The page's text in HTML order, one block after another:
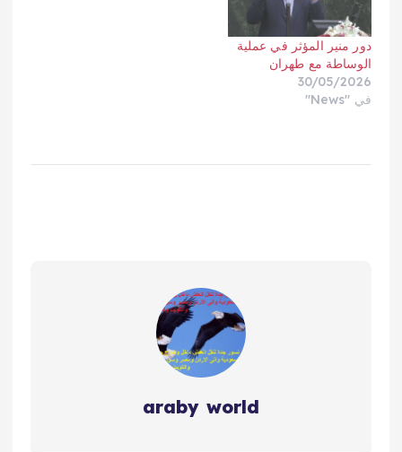
دور منير المؤثر في عملية
الوساطة مع طهران
30/05/2026
في "News"
araby world